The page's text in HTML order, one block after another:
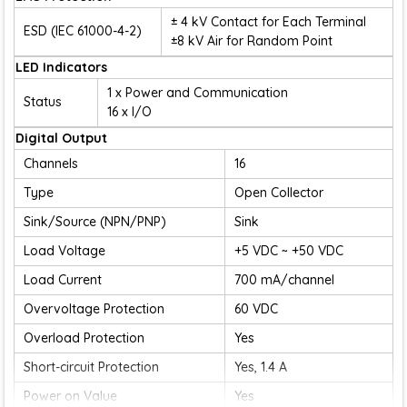
ESD (IEC 61000-4-2)
± 4 kV Contact for Each Terminal
±8 kV Air for Random Point
LED Indicators
Status
1 x Power and Communication
16 x I/O
Digital Output
Channels
16
Type
Open Collector
Sink/Source (NPN/PNP)
Sink
Load Voltage
+5 VDC ~ +50 VDC
Load Current
700 mA/channel
Overvoltage Protection
60 VDC
Overload Protection
Yes
Short-circuit Protection
Yes, 1.4 A
Power on Value
Yes